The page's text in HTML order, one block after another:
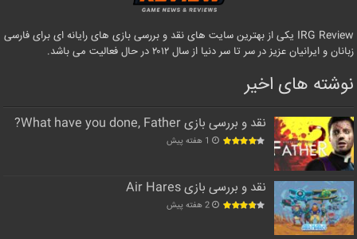
IRG Review یکی از بهترین سایت های نقد و بررسی بازی های رایانه ای برای فارسی
زبانان و ایرانیان عزیز در سر تا سر دنیا از سال ۲۰۱۲ در حال فعالیت می باشد.
نوشته های اخیر
نقد و بررسی بازی What have you done, Father?
1 هفته پیش
نقد و بررسی بازی Air Hares
2 هفته پیش